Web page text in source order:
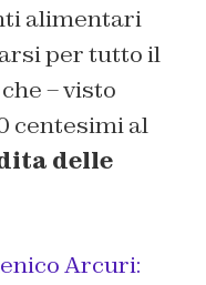
alimentari
per tutto il
– visto
centesimi al
delle
Arcuri: